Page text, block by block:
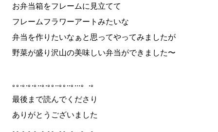
お弁当箱をフレームに見立てて
フレームフラワーアートみたいな
弁当を作りたいなぁと思ってやってみましたが
野菜が盛り沢山の美味しい弁当ができました〜
｡｡.｡.｡.｡..｡.｡｡..｡｡..｡…。‎.。
最後まで読んでくださり
ありがとうございました